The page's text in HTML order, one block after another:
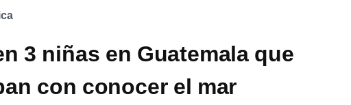
3 niñas en Guatemala que
con conocer el mar